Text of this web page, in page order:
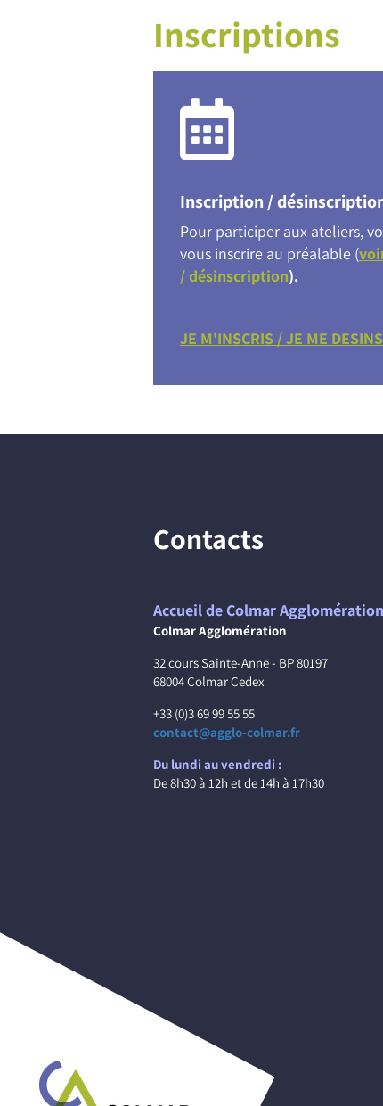
Inscriptions
Inscription /
Pour participer aux ateliers,
vous inscrire au préalable (
/ désinscription).
JE M'INSCRIS / JE ME
Contacts
Accueil de Colmar Agglomération
Colmar Agglomération
32 cours Sainte-Anne - BP 80197
68004 Colmar Cedex
+33 (0)3 69 99 55 55
contact@agglo-colmar.fr
Du lundi au vendredi :
De 8h30 à 12h et de 14h à 17h30